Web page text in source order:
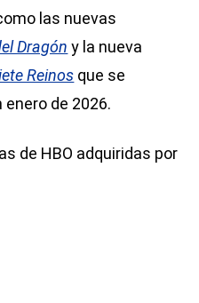
las nuevas
Dragón y la nueva
Reinos que se
enero de 2026.
de HBO adquiridas por